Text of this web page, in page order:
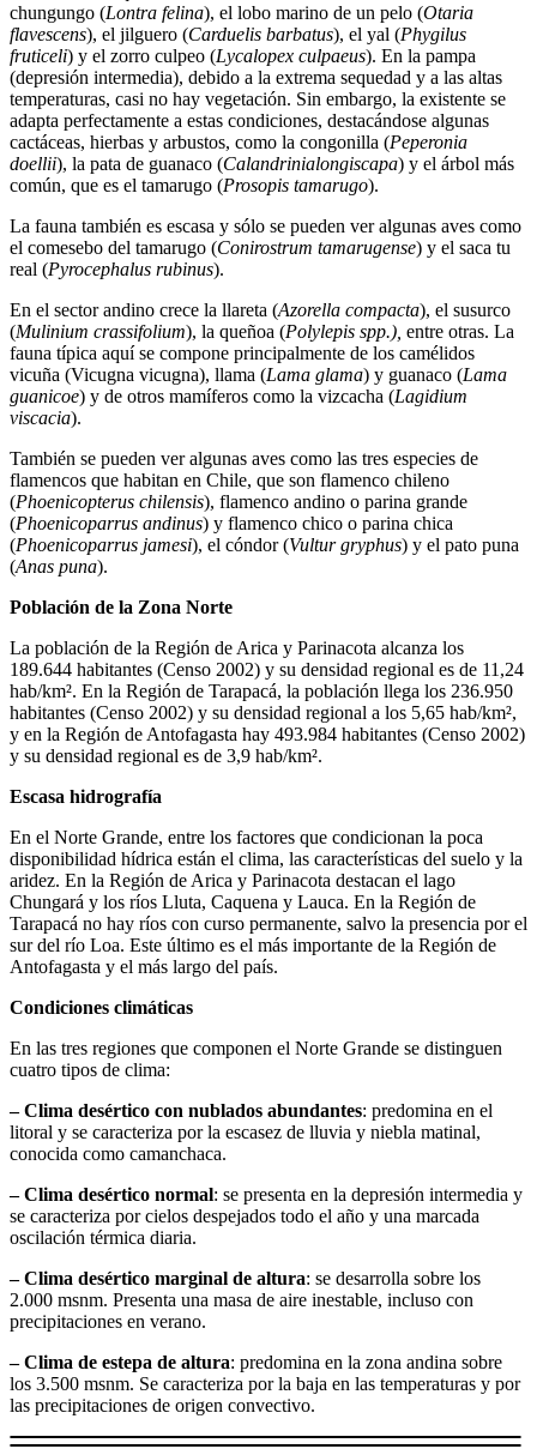
chungungo (Lontra felina), el lobo marino de un pelo (Otaria
flavescens), el jilguero (Carduelis barbatus), el yal (Phygilus
fruticeli) y el zorro culpeo (Lycalopex culpaeus). En la pampa
(depresión intermedia), debido a la extrema sequedad y a las altas
temperaturas, casi no hay vegetación. Sin embargo, la existente se
adapta perfectamente a estas condiciones, destacándose algunas
cactáceas, hierbas y arbustos, como la congonilla (Peperonia
doellii), la pata de guanaco (Calandrinialongiscapa) y el árbol más
común, que es el tamarugo (Prosopis tamarugo).
La fauna también es escasa y sólo se pueden ver algunas aves como
el comesebo del tamarugo (Conirostrum tamarugense) y el saca tu
real (Pyrocephalus rubinus).
En el sector andino crece la llareta (Azorella compacta), el susurco
(Mulinium crassifolium), la queñoa (Polylepis spp.), entre otras. La
fauna típica aquí se compone principalmente de los camélidos
vicuña (Vicugna vicugna), llama (Lama glama) y guanaco (Lama
guanicoe) y de otros mamíferos como la vizcacha (Lagidium
viscacia).
También se pueden ver algunas aves como las tres especies de
flamencos que habitan en Chile, que son flamenco chileno
(Phoenicopterus chilensis), flamenco andino o parina grande
(Phoenicoparrus andinus) y flamenco chico o parina chica
(Phoenicoparrus jamesi), el cóndor (Vultur gryphus) y el pato puna
(Anas puna).
Población de la Zona Norte
La población de la Región de Arica y Parinacota alcanza los
189.644 habitantes (Censo 2002) y su densidad regional es de 11,24
hab/km². En la Región de Tarapacá, la población llega los 236.950
habitantes (Censo 2002) y su densidad regional a los 5,65 hab/km²,
y en la Región de Antofagasta hay 493.984 habitantes (Censo 2002)
y su densidad regional es de 3,9 hab/km².
Escasa hidrografía
En el Norte Grande, entre los factores que condicionan la poca
disponibilidad hídrica están el clima, las características del suelo y la
aridez. En la Región de Arica y Parinacota destacan el lago
Chungará y los ríos Lluta, Caquena y Lauca. En la Región de
Tarapacá no hay ríos con curso permanente, salvo la presencia por el
sur del río Loa. Este último es el más importante de la Región de
Antofagasta y el más largo del país.
Condiciones climáticas
En las tres regiones que componen el Norte Grande se distinguen
cuatro tipos de clima:
– Clima desértico con nublados abundantes: predomina en el
litoral y se caracteriza por la escasez de lluvia y niebla matinal,
conocida como camanchaca.
– Clima desértico normal: se presenta en la depresión intermedia y
se caracteriza por cielos despejados todo el año y una marcada
oscilación térmica diaria.
– Clima desértico marginal de altura: se desarrolla sobre los
2.000 msnm. Presenta una masa de aire inestable, incluso con
precipitaciones en verano.
– Clima de estepa de altura: predomina en la zona andina sobre
los 3.500 msnm. Se caracteriza por la baja en las temperaturas y por
las precipitaciones de origen convectivo.